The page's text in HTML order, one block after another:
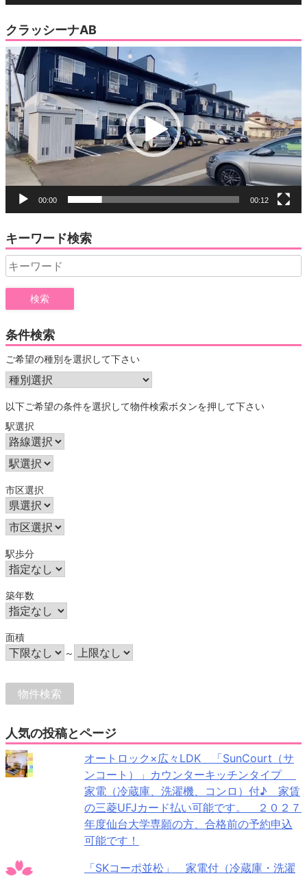
クラッシーナAB
動
画
プ
レ
ー
ヤ
ー
00:00 00:12
キーワード検索
Search
for:
条件検索
ご希望の種別を選択して下さい
以下ご希望の条件を選択して物件検索ボタンを押して下さい
駅選択
市区選択
駅歩分
築年数
面積
～
人気の投稿とページ
オートロック×広々LDK 「SunCourt（サ
ンコート）」カウンターキッチンタイプ
家電（冷蔵庫、洗濯機、コンロ）付♪ 家賃
の三菱UFJカード払い可能です。 ２０２７
年度仙台大学専願の方、合格前の予約申込
可能です！
「SKコーポ並松」 家電付（冷蔵庫・洗濯